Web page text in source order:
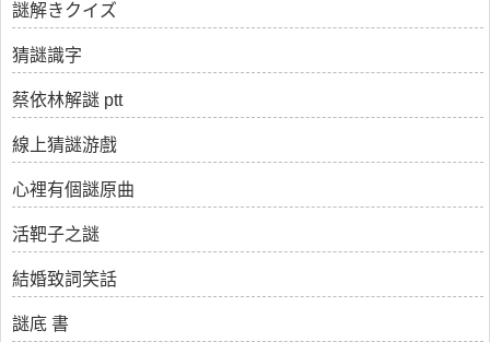
謎解きクイズ
猜謎識字
蔡依林解謎 ptt
線上猜謎游戲
心裡有個謎原曲
活靶子之謎
結婚致詞笑話
謎底 書